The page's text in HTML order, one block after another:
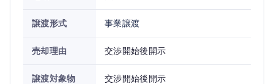
譲渡形式 事業譲渡
売却理由 交渉開始後開示
譲渡対象物 交渉開始後開示